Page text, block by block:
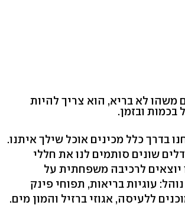
משהו לא בריא, הוא צריך להיות
בכמות ובזמן.
בדרך כלל מכינים אוכל שילך איתנו.
שונים סותמים לנו את חללי
יוצאים לרכיבה משפחתית על
עוגיות בריאות, תפוחי פינק
ללעיסה, אגוזי ברזיל והמון מים.